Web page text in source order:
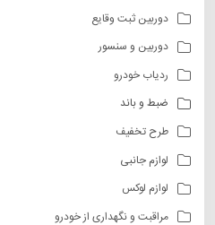
دوربین ثبت وقایع
دوربین و سنسور
ردیاب خودرو
ضبط و باند
طرح تخفیف
لوازم جانبی
لوازم لوکس
مراقبت و نگهداری از خودرو